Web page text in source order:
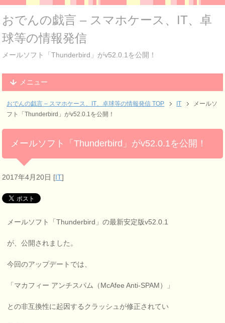
おでんの戯言 – スマホケース、IT、卓
球等の情報発信
メールソフト「Thunderbird」がv52.0.1を公開！
メニュー
おでんの戯言 – スマホケース、IT、卓球等の情報発信 TOP IT
メールソ
フト「Thunderbird」がv52.0.1を公開！
メールソフト「Thunderbird」がv52.0.1を公開！
2017年4月20日 [IT]
メールソフト「Thunderbird」の最新安定版v52.0.1
が、公開されました。
今回のアップデートでは、
「マカフィー アンチスパム（McAfee Anti-SPAM）」
との非互換性に起因するクラッシュが修正されてい